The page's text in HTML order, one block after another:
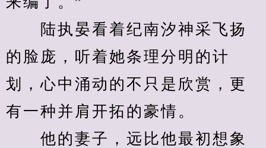
陆执晏看着纪南汐神采飞扬
的脸庞，听着她条理分明的计
划，心中涌动的不只是欣赏，更
有一种并肩开拓的豪情。
他的妻子，远比他最初想象